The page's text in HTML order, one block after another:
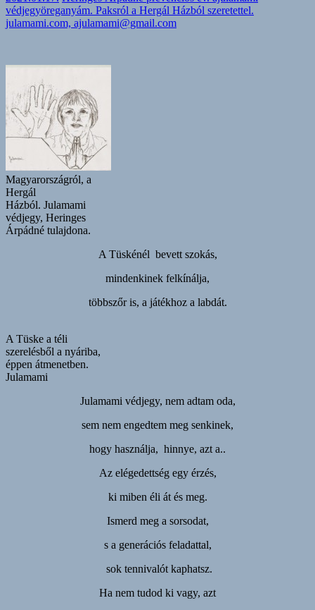
védjegyöreganyám. Paksról a Hergál Házból szeretettel.
julamami.com, ajulamami@gmail.com
Magyarországról, a
Hergál
Házból. Julamami
védjegy, Heringes
Árpádné tulajdona.
A Tüskénél bevett szokás,
mindenkinek felkínálja,
többszőr is, a játékhoz a labdát.
A Tüske a téli
szerelésből a nyáriba,
éppen átmenetben.
Julamami
Julamami védjegy, nem adtam oda,
sem nem engedtem meg senkinek,
hogy használja, hinnye, azt a..
Az elégedettség egy érzés,
ki miben éli át és meg.
Ismerd meg a sorsodat,
s a generációs feladattal,
sok tennivalót kaphatsz.
Ha nem tudod ki vagy, azt